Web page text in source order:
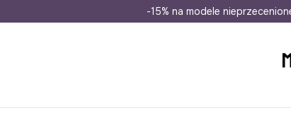
Wysyłka nawet w 24h
-15% na modele